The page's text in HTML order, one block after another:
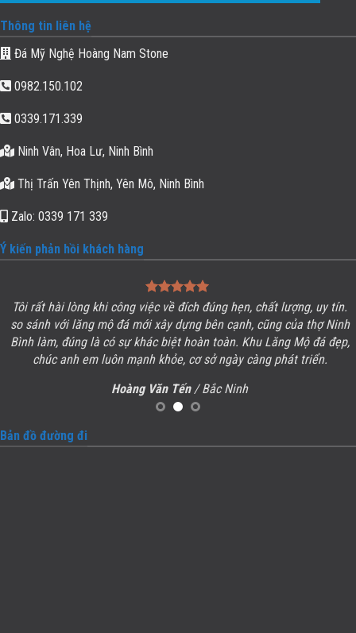
Thông tin liên hệ
Đá Mỹ Nghệ Hoàng Nam Stone
0982.150.102
0339.171.339
Ninh Vân, Hoa Lư, Ninh Bình
Thị Trấn Yên Thịnh, Yên Mô, Ninh Bình
Zalo: 0339 171 339
Ý kiến phản hồi khách hàng
Tôi rất hài lòng khi công việc về đích đúng hẹn, chất lượng, uy tín.
so sánh với lăng mộ đá mới xây dựng bên cạnh, cũng của thợ Ninh
Bình làm, đúng là có sự khác biệt hoàn toàn. Khu Lăng Mộ đáđẹp,
chúc anh em luôn mạnh khỏe, cơ sở ngày càng phát triển.
Hoàng Văn Tến / Bắc Ninh
Bản đồ đường đi